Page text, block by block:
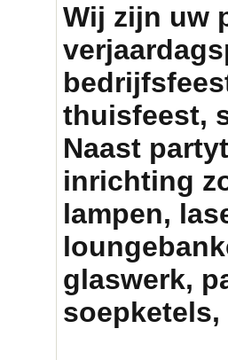
Wij zijn uw
thuisfeest,
Naast
inrichting
lampen,
glaswerk,